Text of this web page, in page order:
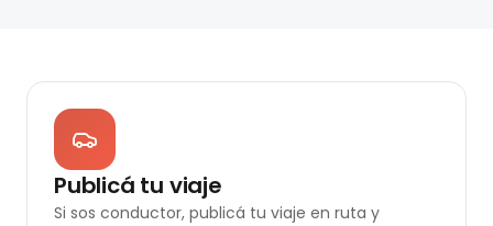
Publicá tu viaje
Si sos conductor, publicá tu viaje en ruta y